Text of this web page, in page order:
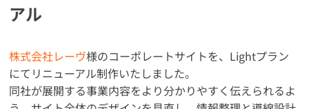
アル
株式会社レーヴ様のコーポレートサイトを、Lightプラン
にてリニューアル制作いたしました。
同社が展開する事業内容をより分かりやすく伝えられるよ